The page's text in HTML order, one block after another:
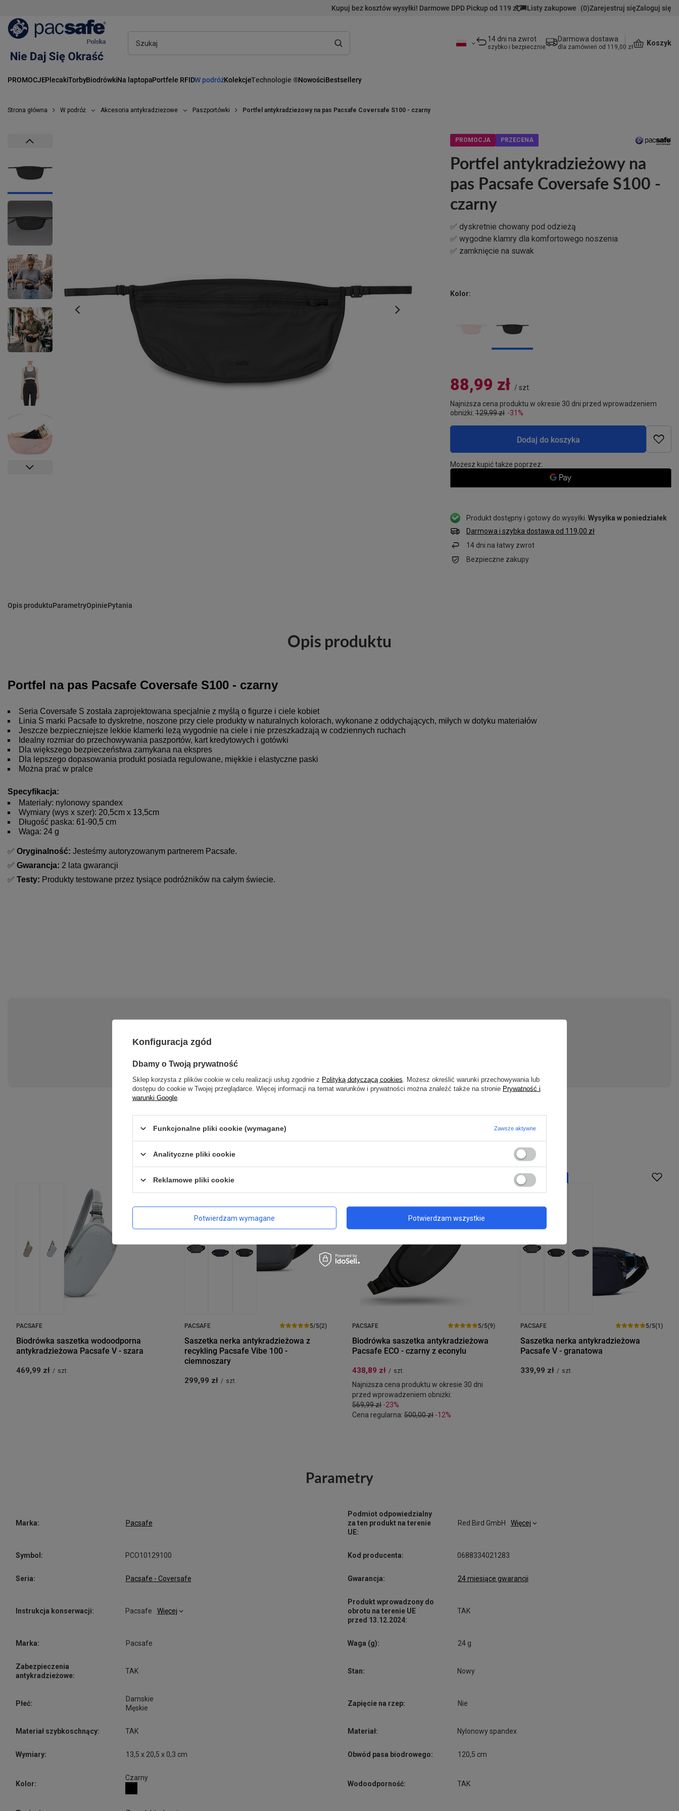
Kupuj bez kosztów wysyłki! Darmowe DPD Pickup od 119 zł 🚚Listy zakupowe (0)Zarejestruj sięZaloguj się
14 dni na zwrot
szybko i bezpiecznie
Darmowa dostawa
dla zamówień od 119,00 zł
Koszyk
PROMOCJEPlecakiTorbyBiodrówkiNa laptopaPortfele RFIDW podróżKolekcjeTechnologie ®NowościBestsellery
Strona główna W podróż Akcesoria antykradzieżowe Paszportówki Portfel antykradzieżowy na pas Pacsafe Coversafe S100 - czarny
PROMOCJA PRZECENA
Portfel antykradzieżowy na
pas Pacsafe Coversafe S100 -
czarny
✅ dyskretnie chowany pod odzieżą
✅ wygodne klamry dla komfortowego noszenia
✅ zamknięcie na suwak
Kolor
88,99 zł /szt.
Najniższa cena produktu w okresie 30 dni przed wprowadzeniem
obniżki:129,99 zł -31%
Dodaj do koszyka
Możesz kupić także poprzez:
Produkt dostępny i gotowy do wysyłki Wysyłkaw poniedziałek
Darmowa i szybka dostawa od 119,00 zł
14 dni na łatwy zwrot
Bezpieczne zakupy
Opis produktuParametryOpiniePytania
Opis produktu
Portfel na pas Pacsafe Coversafe S100 - czarny
Seria Coversafe S została zaprojektowana specjalnie z myślą o figurze i ciele kobiet
Linia S marki Pacsafe to dyskretne, noszone przy ciele produkty w naturalnych kolorach, wykonane z oddychających, miłych w dotyku materiałów
Jeszcze bezpieczniejsze lekkie klamerki leżą wygodnie na ciele i nie przeszkadzają w codziennych ruchach
Idealny rozmiar do przechowywania paszportów, kart kredytowych i gotówki
Dla większego bezpieczeństwa zamykana na ekspres
Dla lepszego dopasowania produkt posiada regulowane, miękkie i elastyczne paski
Można prać w pralce
Specyfikacja:
Materiały: nylonowy spandex
Wymiary (wys x szer): 20,5cm x 13,5cm
Długość paska: 61-90,5 cm
Waga: 24 g
✅ Oryginalność: Jesteśmy autoryzowanym partnerem Pacsafe.
✅ Gwarancja: 2 lata gwarancji
✅ Testy: Produkty testowane przez tysiące podróżników na całym świecie.
Polecamy również
PACSAFE
Biodrówka saszetka wodoodporna
antykradzieżowa Pacsafe V - szara
469,99 zł / szt.
PACSAFE 5/5(2)
Saszetka nerka antykradzieżowa z
recykling Pacsafe Vibe 100 -
ciemnoszary
299,99 zł / szt.
PACSAFE 5/5(9)
Biodrówka saszetka antykradzieżowa
Pacsafe ECO - czarny z econylu
438,89 zł / szt.
Najniższa cena produktu w okresie 30 dni
przed wprowadzeniem obniżki:
569,99 zł -23%
Cena regularna: 500,00 zł -12%
BESTSELLER
PACSAFE 5/5(1)
Saszetka nerka antykradzieżowa
Pacsafe V - granatowa
339,99 zł / szt.
Parametry
Marka: Pacsafe
Podmiot odpowiedzialny
za ten produkt na terenie
UE:
Red Bird GmbH Więcej
Symbol: PCO10129100 Kod producenta: 0688334021283
Seria: Pacsafe - Coversafe Gwarancja: 24 miesiące gwarancji
Instrukcja konserwacji: Pacsafe Więcej
Produkt wprowadzony do
obrotu na terenie UE
przed 13.12.2024:
TAK
Marka: Pacsafe Waga (g): 24 g
Zabezpieczenia
antykradzieżowe:
TAK Stan: Nowy
Płeć:
Damskie
Męskie
Zapięcie na rzep: Nie
Materiał szybkoschnący: TAK Materiał: Nylonowy spandex
Wymiary: 13,5 x 20,5 x 0,3 cm Obwód pasa biodrowego: 120,5 cm
Kolor:
Czarny
Wodoodporność: TAK
Konfiguracja zgód
Dbamy o Twoją prywatność
Sklep korzysta z plików cookie w celu realizacji usług zgodnie z Polityką dotyczącą cookies . Możesz określić warunki przechowywania lub
dostępu do cookie w Twojej przeglądarce. Więcej informacji na temat warunków i prywatności można znaleźć także na stronie Prywatność i
warunki Google
Funkcjonalne pliki cookie (wymagane) Zawsze aktywne
Analityczne pliki cookie
Reklamowe pliki cookie
Potwierdzam wymagane Potwierdzam wszystkie